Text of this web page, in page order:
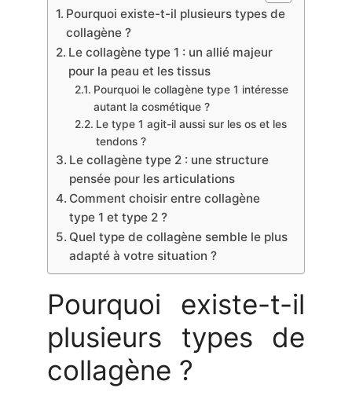
Pourquoi existe-t-il plusieurs types de
collagène ?
Le collagène type 1 : un allié majeur
pour la peau et les tissus
Pourquoi le collagène type 1 intéresse
autant la cosmétique ?
Le type 1 agit-il aussi sur les os et les
tendons ?
Le collagène type 2 : une structure
pensée pour les articulations
Comment choisir entre collagène
type 1 et type 2 ?
Quel type de collagène semble le plus
adapté à votre situation ?
Pourquoi existe-t-il
plusieurs types de
collagène ?